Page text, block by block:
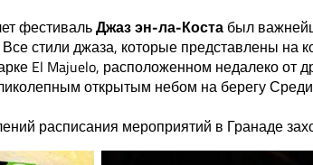
фестивальДжаз эн-ла-Коста был
стили джаза, которые представлены на
El Majuelo, расположенном недалеко от
открытым небом на берегу
расписания мероприятий в Гранаде